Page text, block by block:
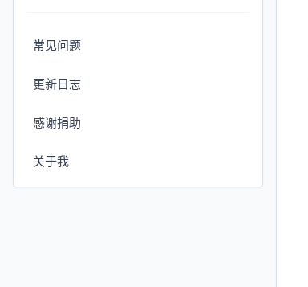
常见问题
更新日志
感谢捐助
关于我